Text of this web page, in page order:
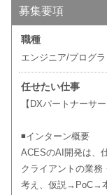
募集要項
職種
エンジニア/プログ
任せたい仕事
【DXパートナーサ
◾️インターン概要
ACESのAI開発は、
クライアントの業務
考え、仮説→PoC→